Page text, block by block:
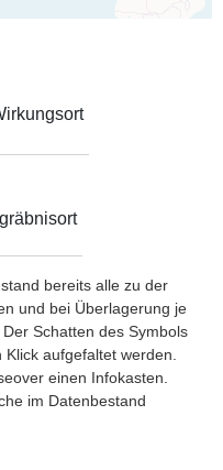
bereits alle zu der
und bei Überlagerung je
Schatten des Symbols
aufgefaltet werden.
einen Infokasten.
im Datenbestand